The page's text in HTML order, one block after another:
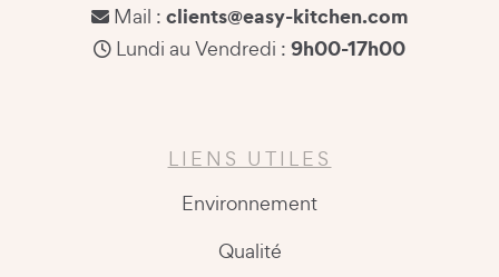
Mail : clients@easy-kitchen.com
Lundi au Vendredi : 9h00-17h00
LIENS UTILES
Environnement
Qualité